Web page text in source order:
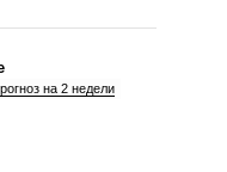
на 2 недели